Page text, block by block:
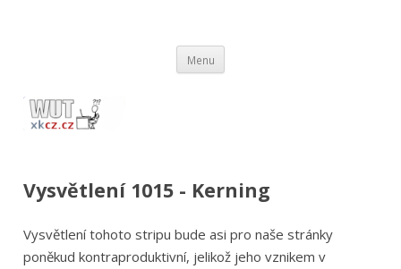
Menu
Vysvětlení 1015 - Kerning
Vysvětlení tohoto stripu bude asi pro naše stránky
poněkud kontraproduktivní, jelikož jeho vznikem v